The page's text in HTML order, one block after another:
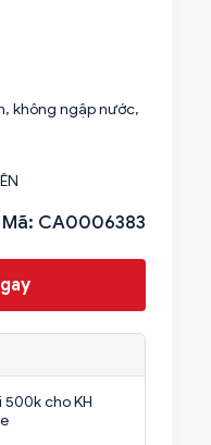
không ngập nước,
Mã: CA0006383
cho KH